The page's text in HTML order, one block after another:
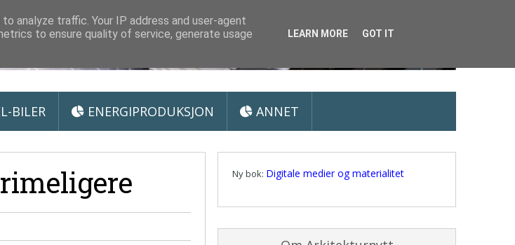
BILER ENERGIPRODUKSJON ANNET
Ny bok: Digitale medier og materialitet
analyze traffic. Your IP address and user-agent
to ensure quality of service, generate usage
LEARN MORE GOT IT